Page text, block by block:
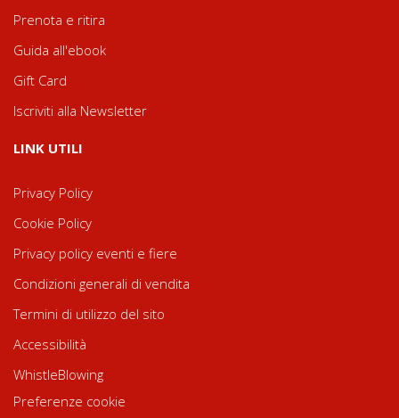
Prenota e ritira
Guida all'ebook
Gift Card
Iscriviti alla Newsletter
LINK UTILI
Privacy Policy
Cookie Policy
Privacy policy eventi e fiere
Condizioni generali di vendita
Termini di utilizzo del sito
Accessibilità
WhistleBlowing
Preferenze cookie